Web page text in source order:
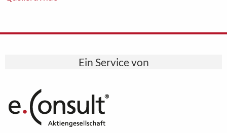
Ein Service von